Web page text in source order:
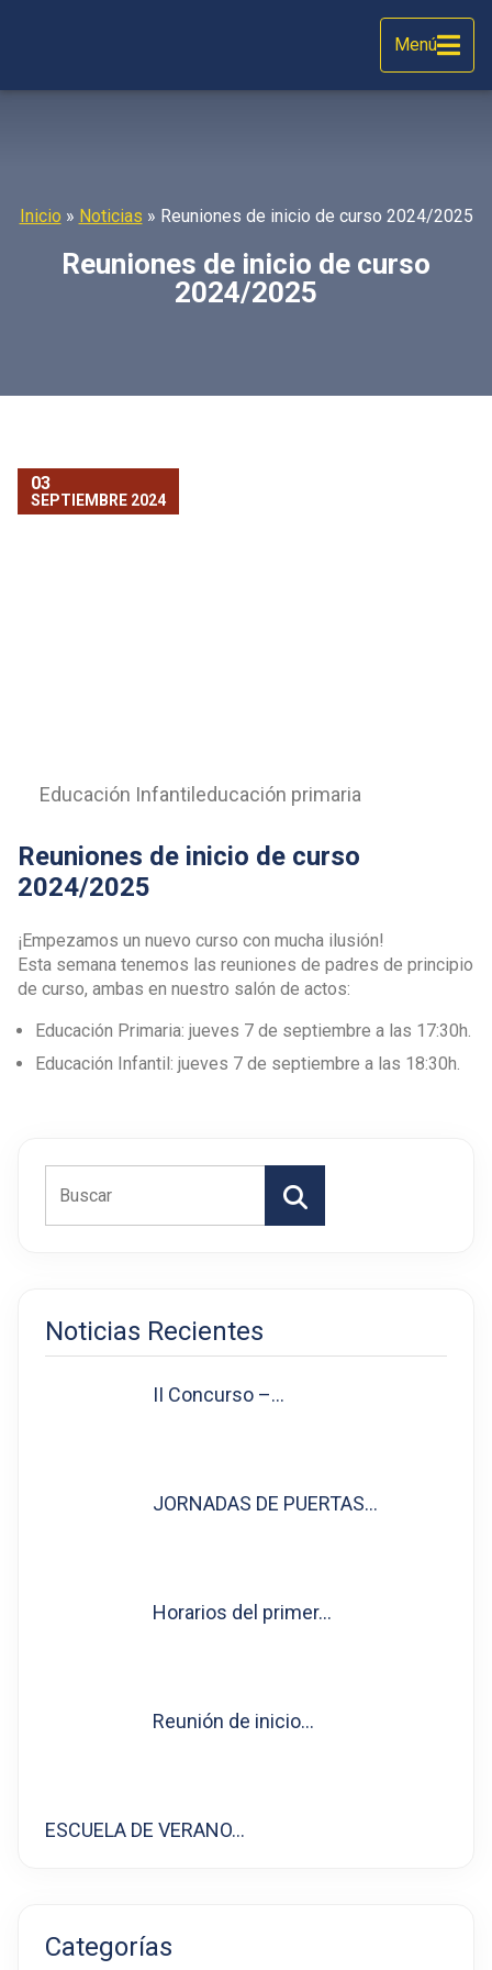
Menú
Inicio » Noticias » Reuniones de inicio de curso 2024/2025
Reuniones de inicio de curso
2024/2025
03
SEPTIEMBRE 2024
Educación Infantil educación primaria
Reuniones de inicio de curso
2024/2025
¡Empezamos un nuevo curso con mucha ilusión!
Esta semana tenemos las reuniones de padres de principio
de curso, ambas en nuestro salón de actos:
Educación Primaria: jueves 7 de septiembre a las 17:30h.
Educación Infantil: jueves 7 de septiembre a las 18:30h.
Buscar
Noticias Recientes
II Concurso –…
JORNADAS DE PUERTAS…
Horarios del primer…
Reunión de inicio…
ESCUELA DE VERANO…
Categorías